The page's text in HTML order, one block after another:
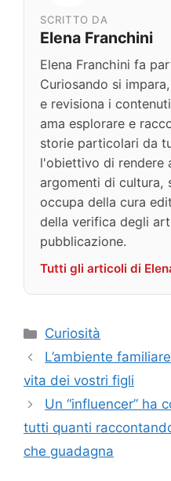
SCRITTO DA
Elena Franchini
Elena Franchini fa
Curiosando si
e revisiona i
ama esplorare e
storie particolari da
l'obiettivo di rendere
argomenti di cultura,
occupa della cura
della verifica degli
pubblicazione.
Tutti gli articoli di
Categorie
Curiosità
L’ambiente
vita dei vostri figli
Un “influencer” ha
tutti quanti
che guadagna